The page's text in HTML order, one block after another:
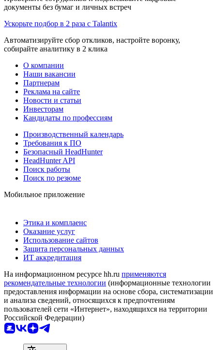
документы без бумаг и личных встреч
Ускорьте подбор в 2 раза с Talantix
Автоматизируйте сбор откликов, настройте воронку,
собирайте аналитику в 2 клика
О компании
Наши вакансии
Партнерам
Реклама на сайте
Новости и статьи
Инвесторам
Кандидаты по профессиям
Производственный календарь
Требования к ПО
Безопасный HeadHunter
HeadHunter API
Поиск работы
Поиск по резюме
Мобильное приложение
Этика и комплаенс
Оказание услуг
Использование сайтов
Защита персональных данных
ИТ аккредитация
На информационном ресурсе hh.ru применяются
рекомендательные технологии (информационные технологии
предоставления информации на основе сбора, систематизации
и анализа сведений, относящихся к предпочтениям
пользователей сети «Интернет», находящихся на территории
Российской Федерации)